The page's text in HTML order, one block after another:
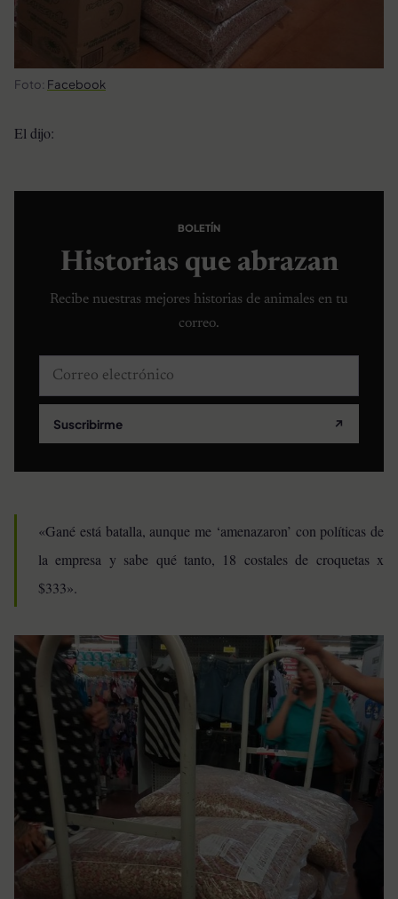
Foto: Facebook
El dijo:
BOLETÍN
Historias que abrazan
Recibe nuestras mejores historias de animales en tu
correo.
Correo electrónico
Suscribirme ↗
«Gané está batalla, aunque me ‘amenazaron’ con políticas de
la empresa y sabe qué tanto, 18 costales de croquetas x
$333».